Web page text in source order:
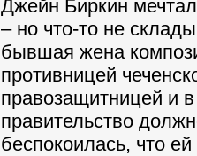
Джейн Биркин
– но что-то не
бывшая жена
противницей
правозащитницей и в
правительство
беспокоилась, что